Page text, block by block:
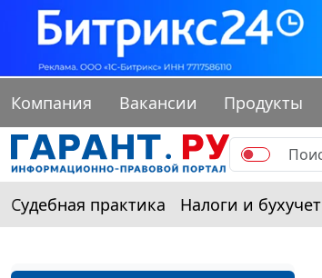
Компания Вакансии Продукты
Судебная практика Налоги и бухучет